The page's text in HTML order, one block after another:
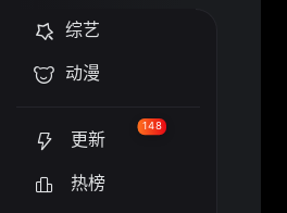
综艺
动漫
更新
148
热榜